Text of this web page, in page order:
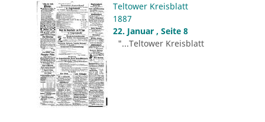
Teltower Kreisblatt
1887
22. Januar , Seite 8
"...Teltower Kreisblatt